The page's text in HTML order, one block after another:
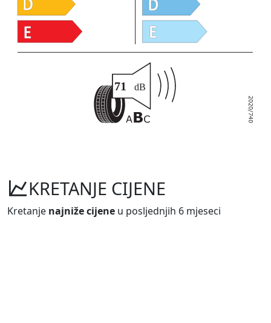
KRETANJE CIJENE
Kretanje najniže cijene u posljednjih 6 mjeseci